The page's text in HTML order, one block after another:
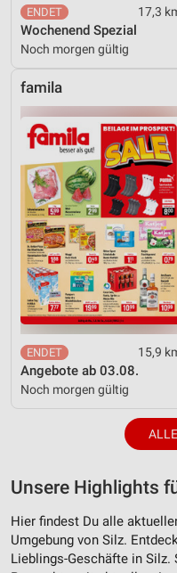
17,3
Wochenend Spezial
Noch morgen gültig
famila
15,9
Angebote ab 03.08.
Noch morgen gültig
Unsere Highlights
Hier findest Du alle
Umgebung von Silz.
Lieblings-Geschäfte in Silz.